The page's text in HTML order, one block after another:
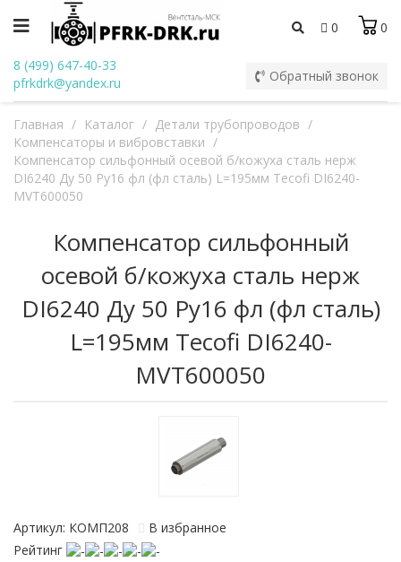
0 0
8 (499) 647-40-33
pfrkdrk@yandex.ru
Обратный звонок
Главная / Каталог / Детали трубопроводов /
Компенсаторы и вибровставки /
Компенсатор сильфонный осевой б/кожуха сталь нерж
DI6240 Ду 50 Ру16 фл (фл сталь) L=195мм Tecofi DI6240-
MVT600050
Компенсатор сильфонный
осевой б/кожуха сталь нерж
DI6240 Ду 50 Ру16 фл (фл сталь)
L=195мм Tecofi DI6240-
MVT600050
Артикул: КОМП208
В избранное
Рейтинг